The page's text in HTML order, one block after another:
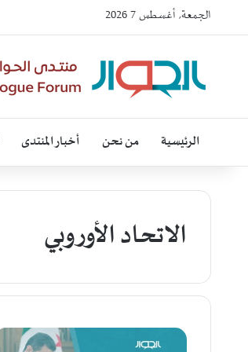
الجمعة, أغسطس 7 2026
الرئيسية من نحن أخبار المنتدى
الاتحاد الأوروبي